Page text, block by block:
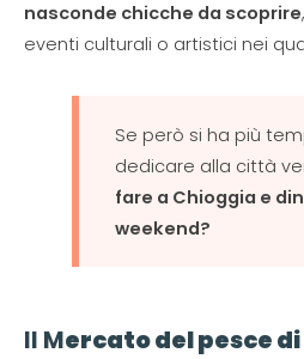
nasconde chicche da scoprire
eventi culturali o artistici nei
Se però si ha più
dedicare alla città
fare a Chioggia e
weekend?
Il Mercato del pesce